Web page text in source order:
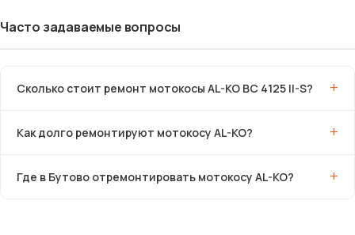
Часто задаваемые вопросы
Сколько стоит ремонт мотокосы AL-KO BC 4125 II-S?
Как долго ремонтируют мотокосу AL-KO?
Где в Бутово отремонтировать мотокосу AL-KO?